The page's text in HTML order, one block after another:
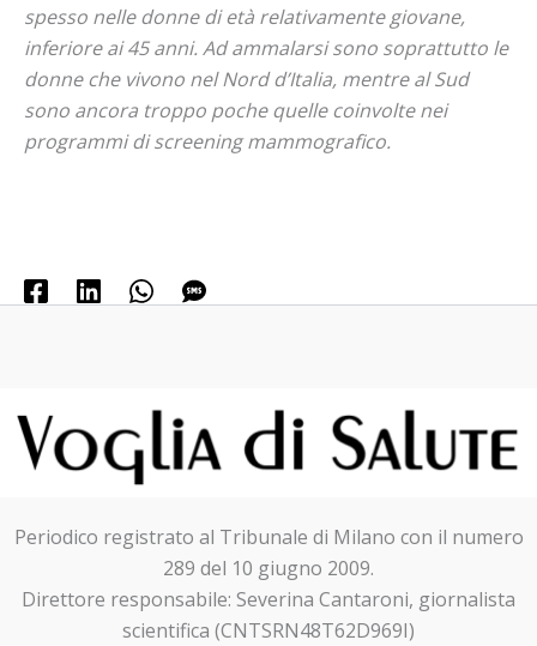
spesso nelle donne di età relativamente giovane,
inferiore ai 45 anni. Ad ammalarsi sono soprattutto le
donne che vivono nel Nord d’Italia, mentre al Sud
sono ancora troppo poche quelle coinvolte nei
programmi di screening mammografico.
Periodico registrato al Tribunale di Milano con il numero
289 del 10 giugno 2009.
Direttore responsabile: Severina Cantaroni, giornalista
scientifica (CNTSRN48T62D969I)